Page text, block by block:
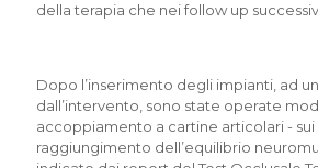
della terapia che nei follow up
Dopo l’inserimento degli impianti, ad
dall’intervento, sono state operate
accoppiamento a cartine articolari - sui
raggiungimento dell’equilibrio